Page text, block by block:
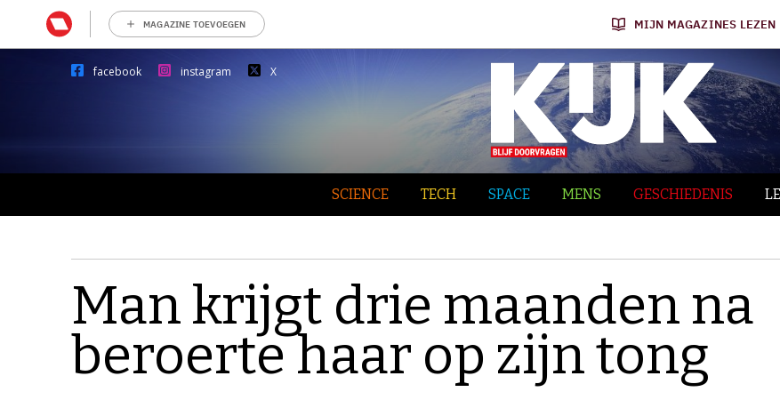
MAGAZINE TOEVOEGEN MIJN MAGAZINES LEZEN
facebook instagram X
SCIENCE TECH SPACE MENS GESCHIEDENIS
Man krijgt drie maanden na
beroerte haar op zijn tong